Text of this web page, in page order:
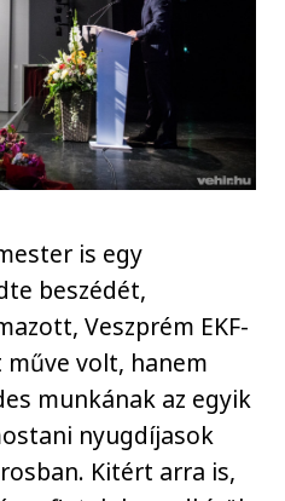
is egy
beszédét,
Veszprém EKF-
volt, hanem
munkának az egyik
nyugdíjasok
Kitért arra is,